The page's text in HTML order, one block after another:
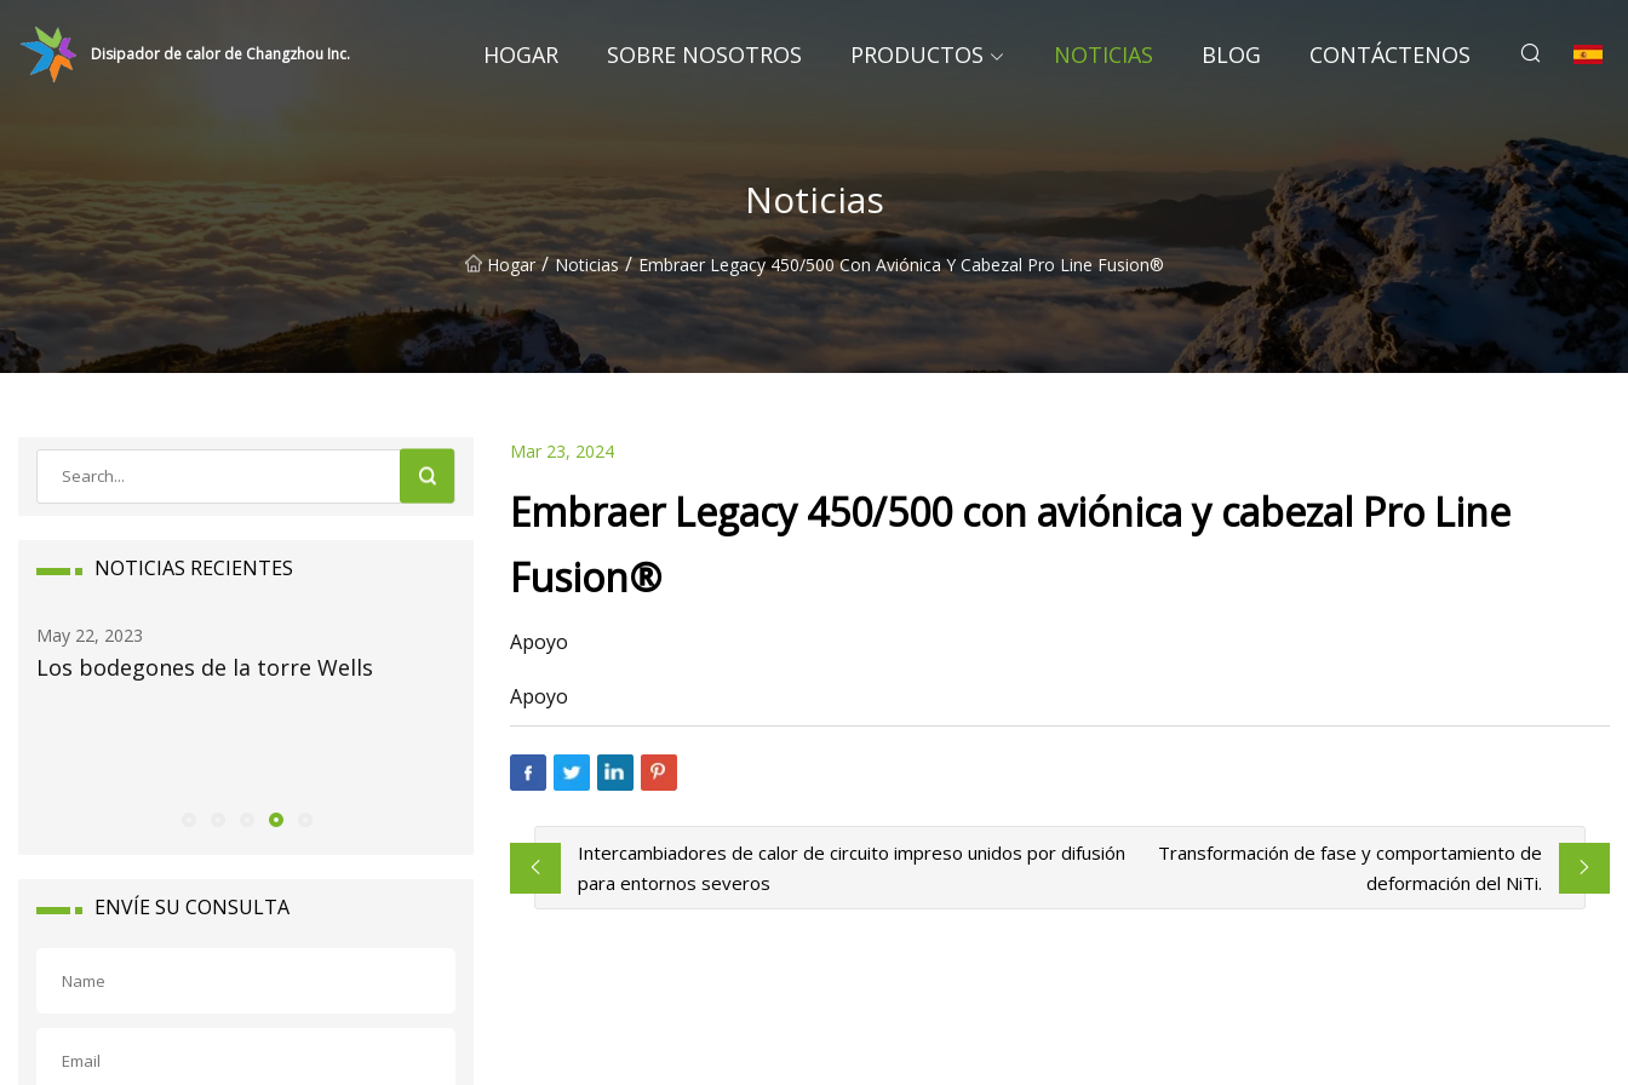
Disipador de calor de Changzhou Inc. HOGAR SOBRE NOSOTROS PRODUCTOS NOTICIAS BLOG CONTÁCTENOS
Noticias
Hogar / Noticias / Embraer Legacy 450/500 Con Aviónica Y Cabezal Pro Line Fusion®
NOTICIAS RECIENTES
May 22, 2023
Los bodegones de la torre Wells
May 24, 2023
metal de los años 80 y 90 que deberías
ENVÍE SU CONSULTA
Mar 23, 2024
Embraer Legacy 450/500 con aviónica y cabezal Pro Line
Fusion®
Apoyo
Apoyo
Intercambiadores de calor de circuito impreso unidos por difusión
para entornos severos
Transformación de fase y comportamiento de
deformación del NiTi.